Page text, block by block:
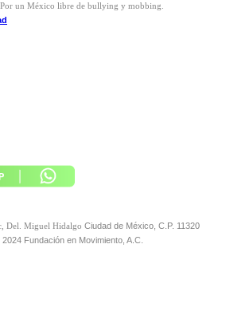
Por un México libre de bullying y mobbing.
Del. Miguel Hidalgo Ciudad de México, C.P. 11320
Fundación en Movimiento, A.C.